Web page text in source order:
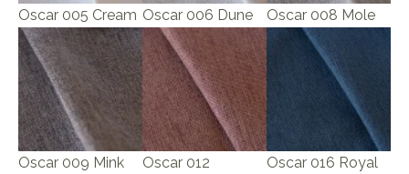
Oscar 005 Cream Oscar 006 Dune Oscar 008 Mole
Oscar 009 Mink
Oscar 012
Oscar 016 Royal